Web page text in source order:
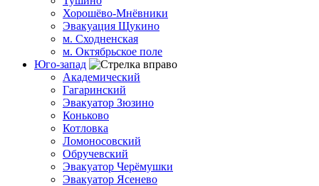
Хорошёво-Мнёвники
Эвакуация Щукино
м. Сходненская
м. Октябрьское поле
Юго-запад
Академический
Гагаринский
Эвакуатор Зюзино
Коньково
Котловка
Ломоносовский
Обручевский
Эвакуатор Черёмушки
Эвакуатор Ясенево